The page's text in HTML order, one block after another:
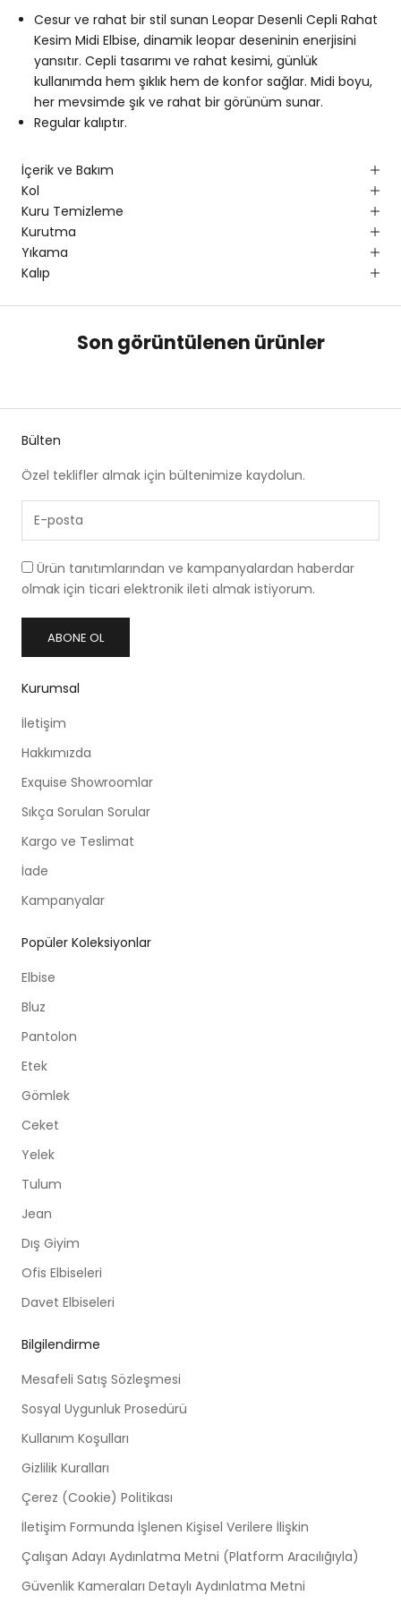
Cesur ve rahat bir stil sunan Leopar Desenli Cepli Rahat
Kesim Midi Elbise, dinamik leopar deseninin enerjisini
yansıtır. Cepli tasarımı ve rahat kesimi, günlük
kullanımda hem şıklık hem de konfor sağlar. Midi boyu,
her mevsimde şık ve rahat bir görünüm sunar.
Regular kalıptır.
İçerik ve Bakım
Kol
Kuru Temizleme
Kurutma
Yıkama
Kalıp
Son görüntülenen ürünler
Bülten
Özel teklifler almak için bültenimize kaydolun.
Ürün tanıtımlarından ve kampanyalardan haberdar
olmak için ticari elektronik ileti almak istiyorum.
ABONE OL
Kurumsal
İletişim
Hakkımızda
Exquise Showroomlar
Sıkça Sorulan Sorular
Kargo ve Teslimat
İade
Kampanyalar
Popüler Koleksiyonlar
Elbise
Bluz
Pantolon
Etek
Gömlek
Ceket
Yelek
Tulum
Jean
Dış Giyim
Ofis Elbiseleri
Davet Elbiseleri
Bilgilendirme
Mesafeli Satış Sözleşmesi
Sosyal Uygunluk Prosedürü
Kullanım Koşulları
Gizlilik Kuralları
Çerez (Cookie) Politikası
İletişim Formunda İşlenen Kişisel Verilere İlişkin
Çalışan Adayı Aydınlatma Metni (Platform Aracılığıyla)
Güvenlik Kameraları Detaylı Aydınlatma Metni